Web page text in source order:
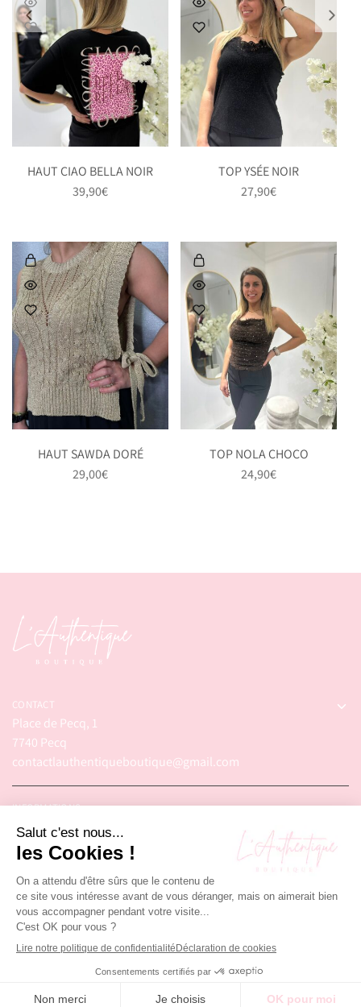
HAUT CIAO BELLA NOIR
39,90€
TOP YSÉE NOIR
27,90€
HAUT SAWDA DORÉ
29,00€
TOP NOLA CHOCO
24,90€
CONTACT
Place de Pecq, 1
7740 Pecq
contactlauthentiqueboutique@gmail.com
INFORMATIONS
© 2025 – L'Authentique Boutique. Tous droits réservés.